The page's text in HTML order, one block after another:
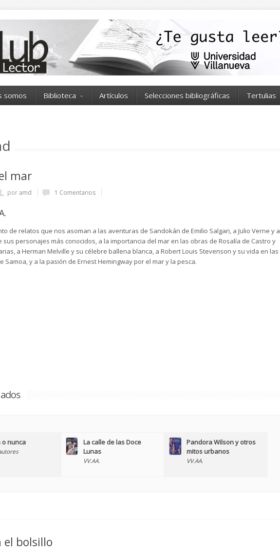
somos Biblioteca Artículos Selecciones bibliográficas Tertulias
mar
por amd 1 Comentarios
de relatos que nos asoman a las aventuras de Sandokán de Emilio Salgari, a Julio Verne y a
sus personajes más conocidos, a la importancia del mar en las obras de Rosalía de Castro y
a Herman Melville y su célebre ballena blanca, a Robert Louis Stevenson y su vida en las
Samoa, y a la pasión de Ernest Hemingway por el mar y la pesca.
o nunca
La calle de las Doce
Lunas
VV.AA.
Pandora Wilson y otros
mitos urbanos
VV.AA.
el bolsillo